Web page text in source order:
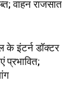
वाहन राजसात
इंटर्न डॉक्टर
प्रभावित;